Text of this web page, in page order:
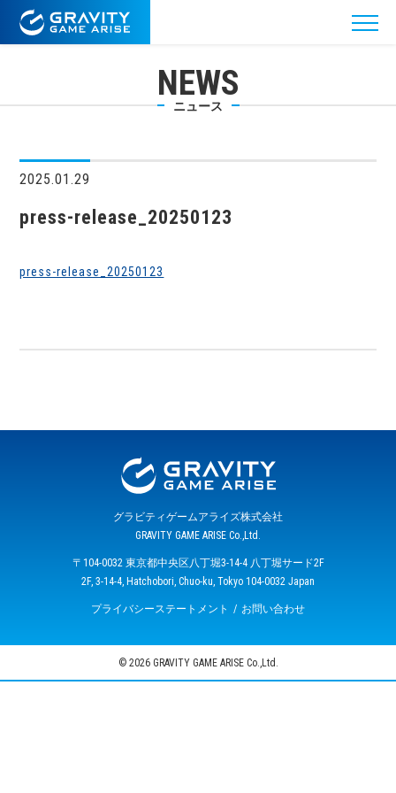
NEWS
ニュース
2025.01.29
press-release_20250123
press-release_20250123
グラビティゲームアライズ株式会社
GRAVITY GAME ARISE Co.,Ltd.
〒104-0032 東京都中央区八丁堀3-14-4 八丁堀サード2F
2F, 3-14-4, Hatchobori, Chuo-ku, Tokyo 104-0032 Japan
プライバシーステートメント お問い合わせ
© 2026 GRAVITY GAME ARISE Co.,Ltd.